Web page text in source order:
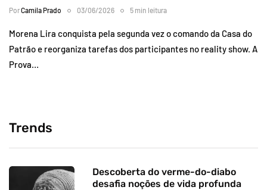
PorCamila Prado 03/06/2026 5 min leitura
Morena Lira conquista pela segunda vez o comando da Casa do
Patrão e reorganiza tarefas dos participantes no reality show. A
Prova…
Trends
Descoberta do verme-do-diabo
desafia noções de vida profunda